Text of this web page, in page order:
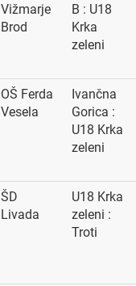
Vižmarje
Brod
B : U18
Krka
zeleni
OŠ Ferda
Vesela
Ivančna
Gorica :
U18 Krka
zeleni
ŠD
Livada
U18 Krka
zeleni :
Troti